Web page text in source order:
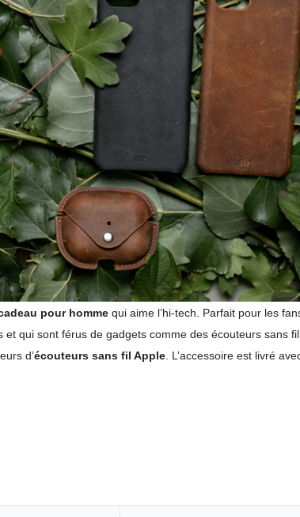
pour homme qui aime l’hi-tech. Parfait pour les
qui sont férus de gadgets comme des écouteurs sans
d’écouteurs sans fil Apple. L’accessoire est livré